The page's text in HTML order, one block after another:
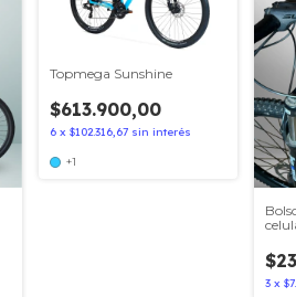
Topmega Sunshine
$613.900,00
6 x $102.316,67 sin interés
+1
3 x